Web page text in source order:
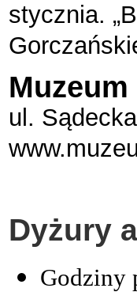
stycznia.
ul.
Dyżury
Godziny